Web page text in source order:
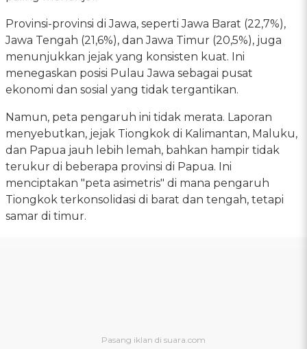
Provinsi-provinsi di Jawa, seperti Jawa Barat (22,7%),
Jawa Tengah (21,6%), dan Jawa Timur (20,5%), juga
menunjukkan jejak yang konsisten kuat. Ini
menegaskan posisi Pulau Jawa sebagai pusat
ekonomi dan sosial yang tidak tergantikan.
Namun, peta pengaruh ini tidak merata. Laporan
menyebutkan, jejak Tiongkok di Kalimantan, Maluku,
dan Papua jauh lebih lemah, bahkan hampir tidak
terukur di beberapa provinsi di Papua. Ini
menciptakan "peta asimetris" di mana pengaruh
Tiongkok terkonsolidasi di barat dan tengah, tetapi
samar di timur.